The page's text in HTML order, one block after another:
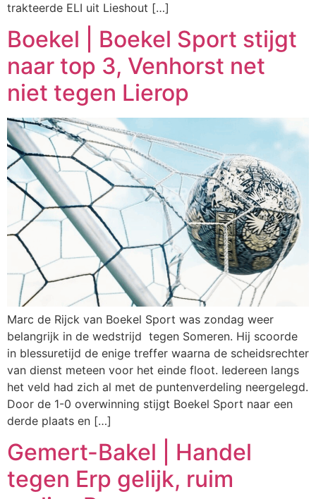
trakteerde ELI uit Lieshout […]
Boekel | Boekel Sport stijgt
naar top 3, Venhorst net
niet tegen Lierop
Marc de Rijck van Boekel Sport was zondag weer
belangrijk in de wedstrijd tegen Someren. Hij scoorde
in blessuretijd de enige treffer waarna de scheidsrechter
van dienst meteen voor het einde floot. Iedereen langs
het veld had zich al met de puntenverdeling neergelegd.
Door de 1-0 overwinning stijgt Boekel Sport naar een
derde plaats en […]
Gemert-Bakel | Handel
tegen Erp gelijk, ruim